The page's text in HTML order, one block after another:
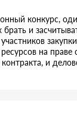
конкурс,
их брать и
на праве
и